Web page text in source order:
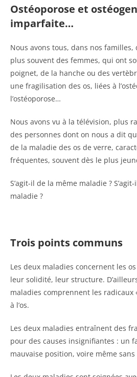
Ostéoporose et
imparfaite…
Nous avons tous, dans nos familles,
plus souvent des femmes, qui ont
poignet, de la hanche ou des
une fragilisation des os, liées à
l’ostéoporose…
Nous avons vu à la télévision, plus
des personnes dont on nous a dit
de la maladie des os de verre,
fréquentes, souvent dès le plus
S’agit-il de la même maladie ?
maladie ?
Trois points communs
Les deux maladies concernent les
leur solidité, leur structure.
maladies comprennent les radicaux
à l’os.
Les deux maladies entraînent des
pour des causes insignifiantes : un
mauvaise position, voire même